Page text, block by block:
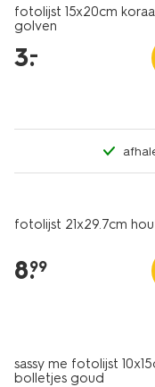
fotolijst 15x20cm
golven
3.
–
fotolijst 21x29.7cm
8.
99
sassy me fotolijst
bolletjes goud